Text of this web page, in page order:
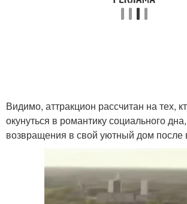
Видимо, аттракцион рассчитан на тех,
окунуться в романтику социального
возвращения в свой уютный дом после